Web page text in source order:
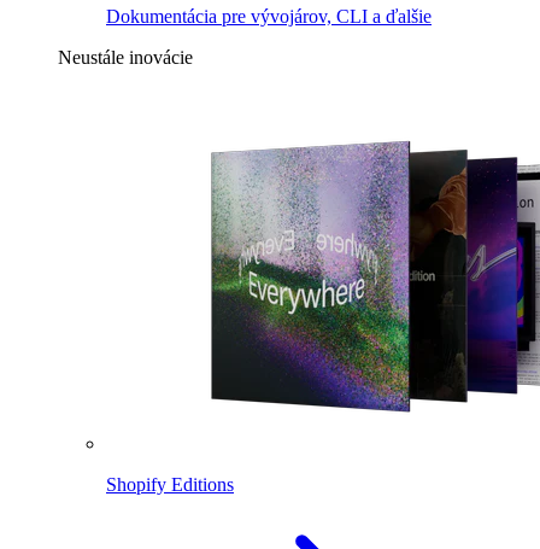
Dokumentácia pre vývojárov, CLI a ďalšie
Neustále inovácie
Shopify Editions